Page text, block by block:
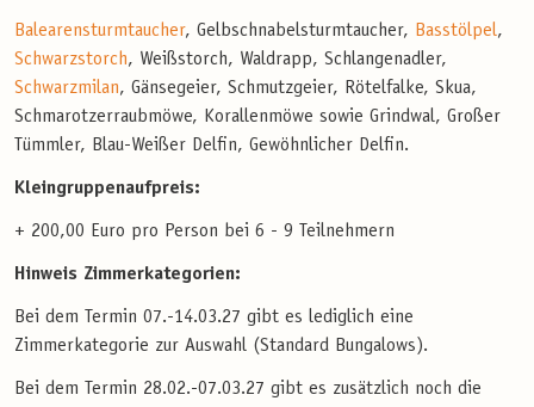
Balearensturmtaucher, Gelbschnabelsturmtaucher, Basstölpel,
Schwarzstorch, Weißstorch, Waldrapp, Schlangenadler,
Schwarzmilan, Gänsegeier, Schmutzgeier, Rötelfalke, Skua,
Schmarotzerraubmöwe, Korallenmöwe sowie Grindwal, Großer
Tümmler, Blau-Weißer Delfin, Gewöhnlicher Delfin.
Kleingruppenaufpreis:
+ 200,00 Euro pro Person bei 6 - 9 Teilnehmern
Hinweis Zimmerkategorien:
Bei dem Termin 07.-14.03.27 gibt es lediglich eine
Zimmerkategorie zur Auswahl (Standard Bungalows).
Bei dem Termin 28.02.-07.03.27 gibt es zusätzlich noch die